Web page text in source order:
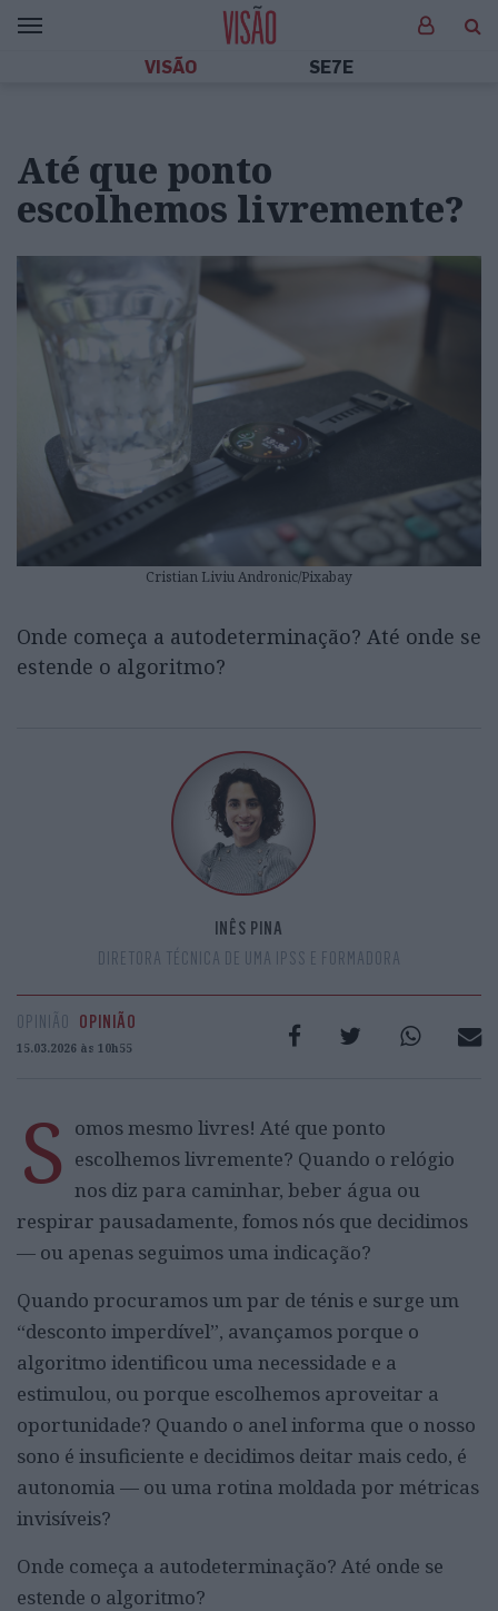
VISÃO SE7E
Até que ponto
escolhemos livremente?
Cristian Liviu Andronic/Pixabay
Onde começa a autodeterminação? Até onde se
estende o algoritmo?
INÊS PINA
DIRETORA TÉCNICA DE UMA IPSS E FORMADORA
OPINIÃO OPINIÃO
15.03.2026 às 10h55
S omos mesmo livres! Até que ponto
escolhemos livremente? Quando o relógio
nos diz para caminhar, beber água ou
respirar pausadamente, fomos nós que decidimos
— ou apenas seguimos uma indicação?
Quando procuramos um par de ténis e surge um
“desconto imperdível”, avançamos porque o
algoritmo identificou uma necessidade e a
estimulou, ou porque escolhemos aproveitar a
oportunidade? Quando o anel informa que o nosso
sono é insuficiente e decidimos deitar mais cedo, é
autonomia — ou uma rotina moldada por métricas
invisíveis?
Onde começa a autodeterminação? Até onde se
estende o algoritmo?